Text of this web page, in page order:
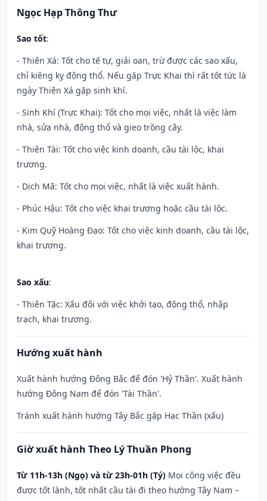
Ngọc Hạp Thông Thư
Sao tốt:
- Thiên Xá: Tốt cho tế tự, giải oan, trừ được các sao xấu,
chỉ kiêng kỵ động thổ. Nếu gặp Trực Khai thì rất tốt tức là
ngày Thiên Xá gặp sinh khí.
- Sinh Khí (Trực Khai): Tốt cho mọi việc, nhất là việc làm
nhà, sửa nhà, động thổ và gieo trồng cây.
- Thiên Tài: Tốt cho việc kinh doanh, cầu tài lộc, khai
trương.
- Dịch Mã: Tốt cho mọi việc, nhất là việc xuất hành.
- Phúc Hậu: Tốt cho việc khai trương hoặc cầu tài lộc.
- Kim Quỹ Hoàng Đạo: Tốt cho việc kinh doanh, cầu tài lộc,
khai trương.
Sao xấu:
- Thiên Tặc: Xấu đối với việc khởi tạo, động thổ, nhập
trạch, khai trương.
Hướng xuất hành
Xuất hành hướng Đông Bắc để đón 'Hỷ Thần'. Xuất hành
hướng Đông Nam để đón 'Tài Thần'.
Tránh xuất hành hướng Tây Bắc gặp Hạc Thần (xấu)
Giờ xuất hành Theo Lý Thuần Phong
Từ 11h-13h (Ngọ) và từ 23h-01h (Tý) Mọi công việc đều
được tốt lành, tốt nhất cầu tài đi theo hướng Tây Nam –